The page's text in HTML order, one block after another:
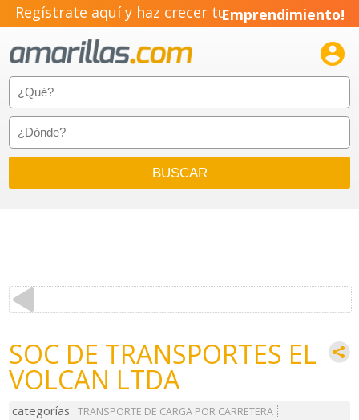
Regístrate aquí y haz crecer tuEmprendimiento!

SOC DE TRANSPORTES EL
VOLCAN LTDA
categorías
TRANSPORTE DE CARGA POR CARRETERA